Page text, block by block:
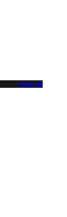
Liste de